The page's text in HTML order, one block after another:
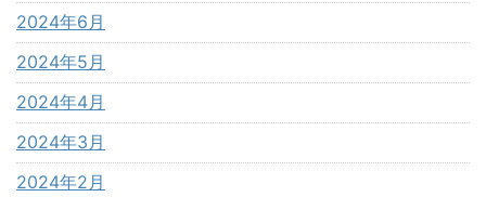
2024年6月
2024年5月
2024年4月
2024年3月
2024年2月